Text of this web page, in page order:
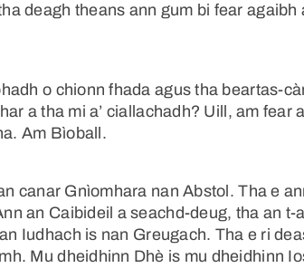
deagh theans ann gum bi fear agaibh
o chionn fhada agus tha beartas-
a tha mi a’ ciallachadh? Uill, am fear
Am Bìoball.
canar Gnìomhara nan Abstol. Tha e
an Caibideil a seachd-deug, tha an t-
Iudhach is nan Greugach. Tha e ri
Mu dheidhinn Dhè is mu dheidhinn